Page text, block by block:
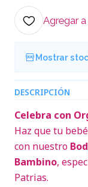
Agregar
Mostrar
DESCRIPCIÓN
Celebra con
Haz que tu
con nuestro
Bambino,
Patrias.